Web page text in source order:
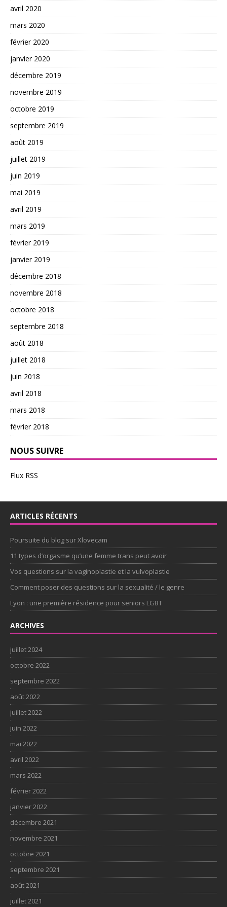
avril 2020
mars 2020
février 2020
janvier 2020
décembre 2019
novembre 2019
octobre 2019
septembre 2019
août 2019
juillet 2019
juin 2019
mai 2019
avril 2019
mars 2019
février 2019
janvier 2019
décembre 2018
novembre 2018
octobre 2018
septembre 2018
août 2018
juillet 2018
juin 2018
avril 2018
mars 2018
février 2018
NOUS SUIVRE
Flux RSS
ARTICLES RÉCENTS
Poursuite du blog sur Xlovecam
11 types d’orgasme qu’une femme trans peut avoir
Vos questions sur la vaginoplastie et la vulvoplastie
Comment poser des questions sur la sexualité / le genre
Lyon : une première résidence pour seniors LGBT
ARCHIVES
juillet 2024
octobre 2022
septembre 2022
août 2022
juillet 2022
juin 2022
mai 2022
avril 2022
mars 2022
février 2022
janvier 2022
décembre 2021
novembre 2021
octobre 2021
septembre 2021
août 2021
juillet 2021